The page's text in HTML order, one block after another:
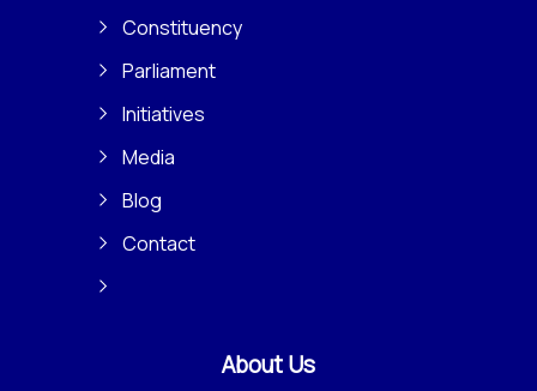
Constituency
Parliament
Initiatives
Media
Blog
Contact
About Us